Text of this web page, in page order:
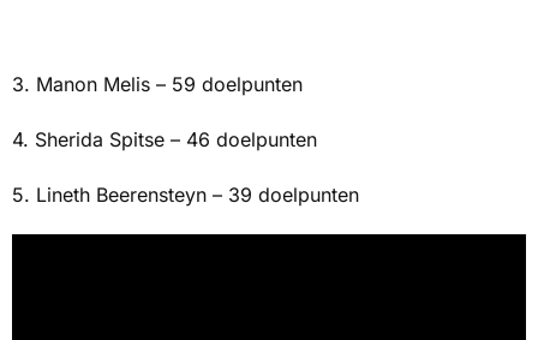
3. Manon Melis – 59 doelpunten
4. Sherida Spitse – 46 doelpunten
5. Lineth Beerensteyn – 39 doelpunten